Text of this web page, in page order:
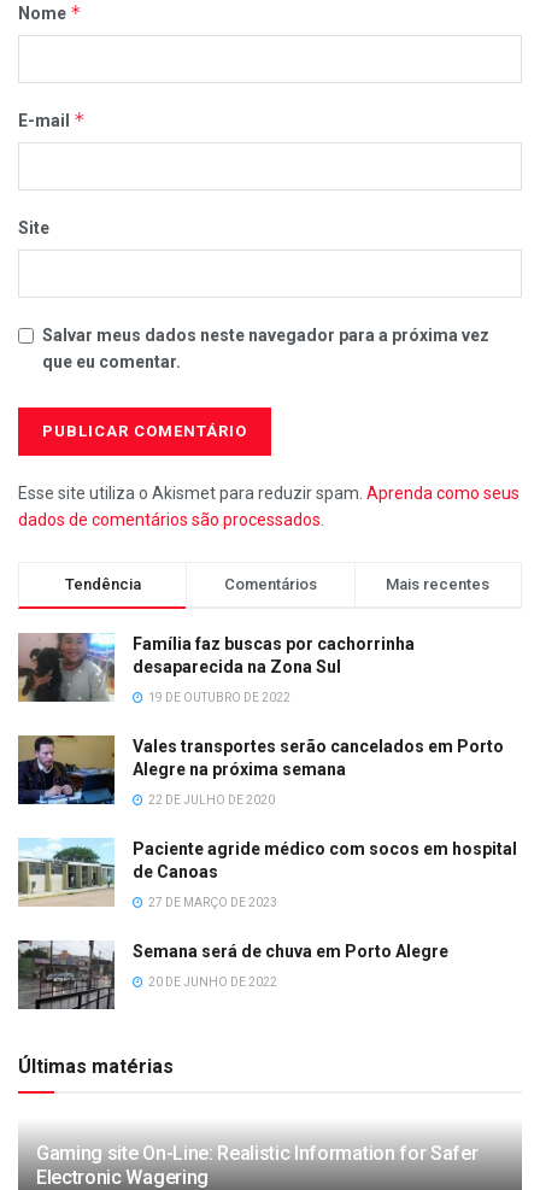
Nome *
E-mail *
Site
Salvar meus dados neste navegador para a próxima vez
que eu comentar.
Esse site utiliza o Akismet para reduzir spam. Aprenda como seus
dados de comentários são processados
Tendência Comentários Mais recentes
Família faz buscas por cachorrinha
desaparecida na Zona Sul
19 DE OUTUBRO DE 2022
Vales transportes serão cancelados em Porto
Alegre na próxima semana
22 DE JULHO DE 2020
Paciente agride médico com socos em hospital
de Canoas
27 DE MARÇO DE 2023
Semana será de chuva em Porto Alegre
20 DE JUNHO DE 2022
Últimas matérias
Gaming site On-Line: Realistic Information for Safer
Electronic Wagering